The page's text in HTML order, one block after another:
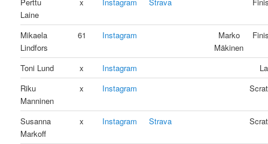
Laine
Mikaela
Lindfors
61 Instagram
Marko
Mäkinen
Toni Lund x Instagram
Riku
Manninen
x Instagram
Susanna
Markoff
x Instagram Strava